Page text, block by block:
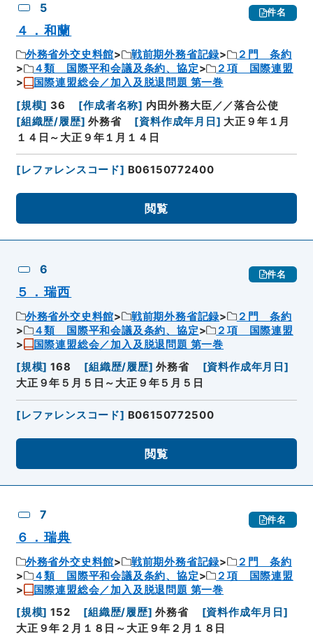
5 件名
４．和蘭
外務省外交史料館 戦前期外務省記録
２門 条約
４類 国際平和会議及条約、協定
２項 国際連盟
国際連盟総会／加入及脱退問題 第一巻
[規模] 36 [作成者名称] 内田外務大臣／／落合公使
[組織歴/履歴] 外務省 [資料作成年月日 ] 大正９年１月
１４日～大正９年１月１４日
[レファレンスコード] B06150772400
閲覧
6 件名
５．瑞西
外務省外交史料館 戦前期外務省記録
２門 条約
４類 国際平和会議及条約、協定
２項 国際連盟
国際連盟総会／加入及脱退問題 第一巻
[規模] 168 [組織歴/履歴] 外務省 [資料作成年月日]
大正９年５月５日～大正９年５月５日
[レファレンスコード] B06150772500
閲覧
7 件名
６．瑞典
外務省外交史料館 戦前期外務省記録
２門 条約
４類 国際平和会議及条約、協定
２項 国際連盟
国際連盟総会／加入及脱退問題 第一巻
[規模] 152 [組織歴/履歴] 外務省 [資料作成年月日]
大正９年２月１８日～大正９年２月１８日